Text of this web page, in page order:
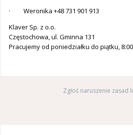
· Weronika +48 731 901 913
Klaver Sp. z o.o.
Częstochowa, ul. Gminna 131
Pracujemy od poniedziałku do piątku,
Zgłoś naruszenie zasad